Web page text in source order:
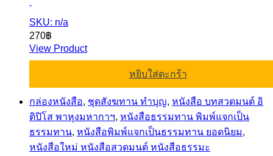
SKU: n/a
270฿
View Product
หยิบใส่ตะกร้า
กล่องหนังสือ, ชุดสังฆทาน ทำบุญ, หนังสือ บทสวดมนต์ อิ
ติปิโส พาหุงมหากาฯ, หนังสือธรรมทาน พิมพ์แจกเป็น
ธรรมทาน, หนังสือพิมพ์แจกเป็นธรรมทาน ยอดนิยม,
หนังสือใหม่ หนังสือสวดมนต์ หนังสือธรรมะ